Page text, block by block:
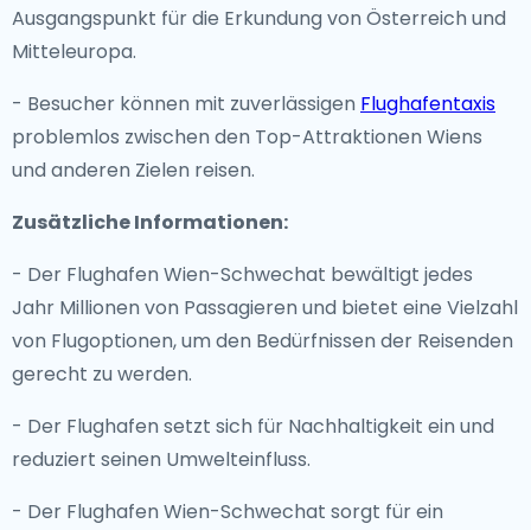
Ausgangspunkt für die Erkundung von Österreich und
Mitteleuropa.
- Besucher können mit zuverlässigen Flughafentaxis
problemlos zwischen den Top-Attraktionen Wiens
und anderen Zielen reisen.
Zusätzliche Informationen:
- Der Flughafen Wien-Schwechat bewältigt jedes
Jahr Millionen von Passagieren und bietet eine Vielzahl
von Flugoptionen, um den Bedürfnissen der Reisenden
gerecht zu werden.
- Der Flughafen setzt sich für Nachhaltigkeit ein und
reduziert seinen Umwelteinfluss.
- Der Flughafen Wien-Schwechat sorgt für ein